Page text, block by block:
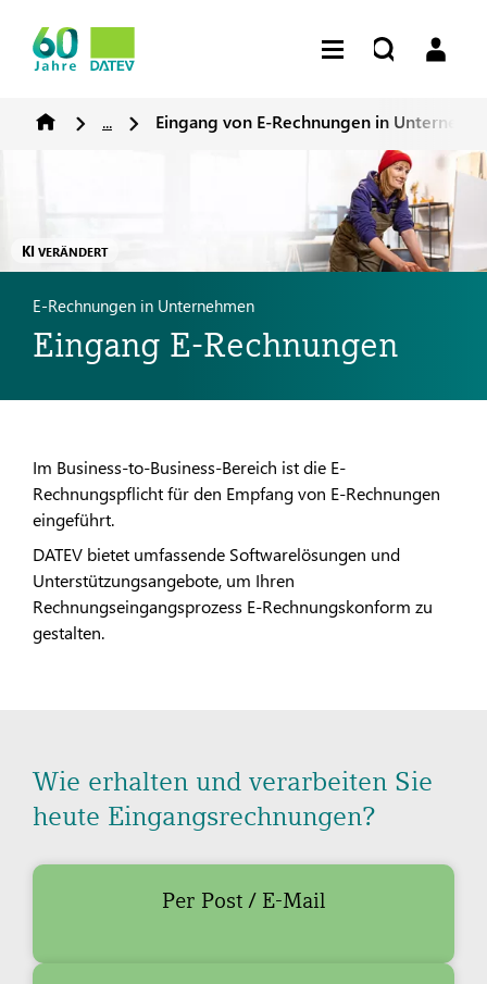
... Eingang von E-Rechnungen in
KI VERÄNDERT
E-Rechnungen in Unternehmen
Eingang E-Rechnungen
Im Business-to-Business-Bereich ist die E-
Rechnungspflicht für den Empfang von E-Rechnungen
eingeführt.
DATEV bietet umfassende Softwarelösungen und
Unterstützungsangebote, um Ihren
Rechnungseingangsprozess E-Rechnungskonform zu
gestalten.
Wie erhalten und verarbeiten Sie
heute Eingangsrechnungen?
Per Post / E-Mail